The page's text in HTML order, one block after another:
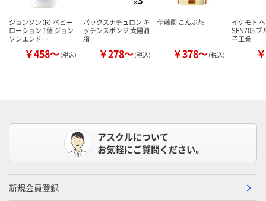
ジョンソン（R） ベビー
ローション 1個 ジョン
ソンエンド…
￥458～（税込）
パックスナチュロン キ
ッチンスポンジ 太陽油
脂
￥278～（税込）
伊藤園 こんぶ茶
￥378～（税込）
イケモト
SEN705 ブ
子工業
アスクルについて
お気軽にご質問ください。
新規会員登録